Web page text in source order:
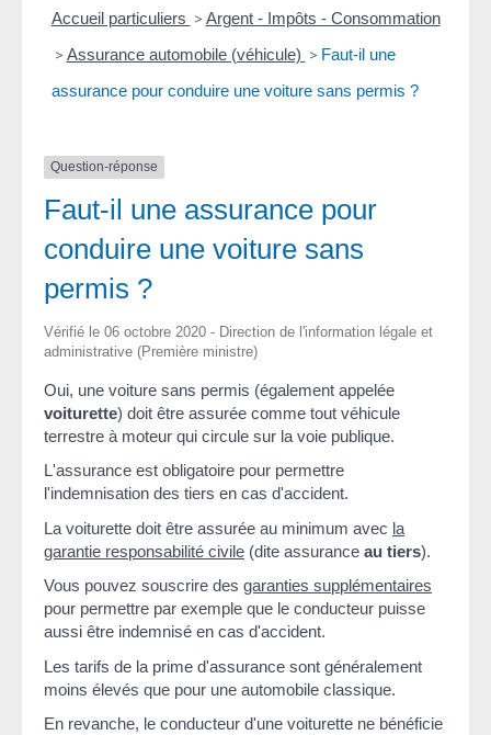
Accueil particuliers > Argent - Impôts - Consommation
> Assurance automobile (véhicule) > Faut-il une
assurance pour conduire une voiture sans permis ?
Question-réponse
Faut-il une assurance pour
conduire une voiture sans
permis ?
Vérifié le 06 octobre 2020 - Direction de l'information légale et
administrative (Première ministre)
Oui, une voiture sans permis (également appelée
voiturette) doit être assurée comme tout véhicule
terrestre à moteur qui circule sur la voie publique.
L'assurance est obligatoire pour permettre
l'indemnisation des tiers en cas d'accident.
La voiturette doit être assurée au minimum avec la
garantie responsabilité civile (dite assurance au tiers).
Vous pouvez souscrire des garanties supplémentaires
pour permettre par exemple que le conducteur puisse
aussi être indemnisé en cas d'accident.
Les tarifs de la prime d'assurance sont généralement
moins élevés que pour une automobile classique.
En revanche, le conducteur d'une voiturette ne bénéficie